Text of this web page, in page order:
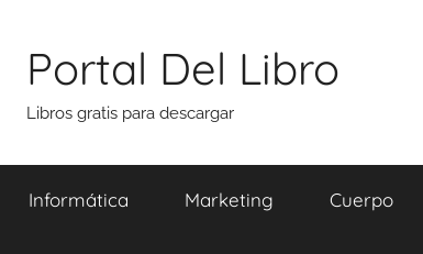
contenido
Portal Del Libro
Libros gratis para descargar
Informática Marketing Cuerpo